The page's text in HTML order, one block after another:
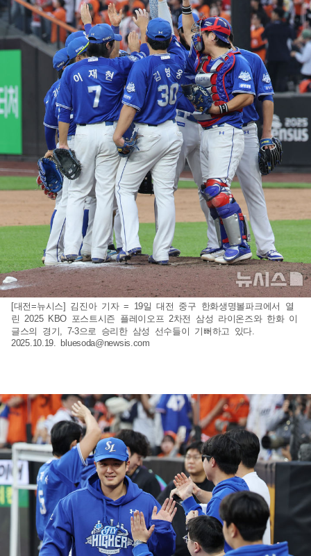
[대전=뉴시스] 김진아 기자 = 19일 대전 중구 한화생명볼파크에서 열
린 2025 KBO 포스트시즌 플레이오프 2차전 삼성 라이온즈와 한화 이
글스의 경기, 7-3으로 승리한 삼성 선수들이 기뻐하고 있다.
2025.10.19.
bluesoda@newsis.com